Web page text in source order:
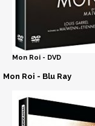
Mon Roi - DVD
Mon Roi - Blu Ray